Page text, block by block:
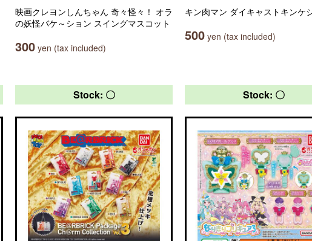
映画クレヨンしんちゃん 奇々怪々！ オラ
の妖怪バケ～ション スイングマスコット
300 yen (tax included)
キン肉マン ダイキャストキンケ
500 yen (tax included)
Stock: 〇 Stock: 〇